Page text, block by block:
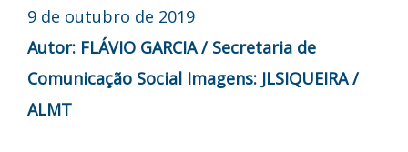
9 de outubro de 2019
Autor: FLÁVIO GARCIA / Secretaria de
Comunicação Social Imagens: JLSIQUEIRA /
ALMT